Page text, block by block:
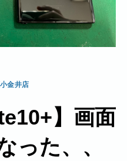
金井店
】画面
った、、